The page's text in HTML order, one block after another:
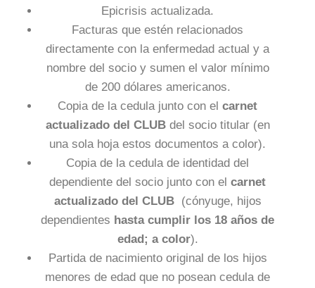
Epicrisis actualizada.
Facturas que estén relacionados
directamente con la enfermedad actual y a
nombre del socio y sumen el valor mínimo
de 200 dólares americanos.
Copia de la cedula junto con el carnet
actualizado del CLUBdel socio titular (en
una sola hoja estos documentos a color).
Copia de la cedula de identidad del
dependiente del socio junto con el carnet
actualizado del CLUB(cónyuge, hijos
dependientes hasta cumplir los 18 años de
edad; a color).
Partida de nacimiento original de los hijos
menores de edad que no posean cedula de